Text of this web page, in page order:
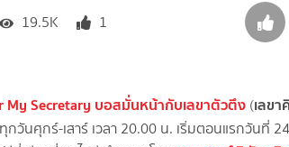
19.5K 1
My Secretary บอสมั่นหน้ากับเลขาตัวตึง(เลขา
กวันศุกร์-เสาร์ เวลา 20.00 น. เริ่มตอนแรกวันที่ 24